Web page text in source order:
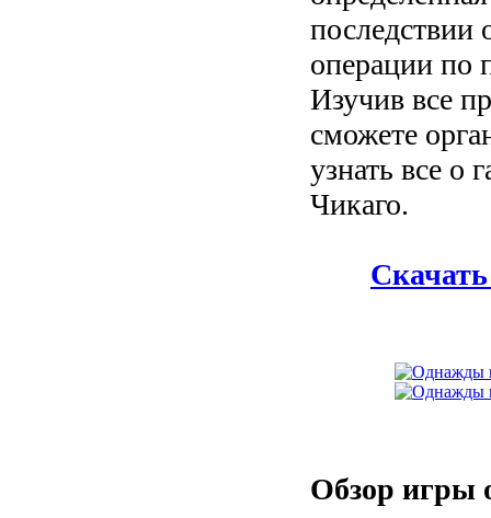
последствии
операции по
Изучив все
сможете
узнать все о
Чикаго.
Обзор игры